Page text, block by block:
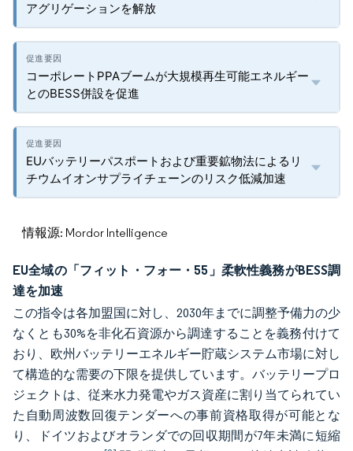
アグリゲーションを解放
コーポレートPPAブームが大規模再生可能エネルギー
とのBESS併設を促進
EUバッテリーパスポートおよび重要鉱物法によるリ
チウムイオンサプライチェーンのリスク低減加速
情報源: Mordor Intelligence
EU全域の「フィット・フォー・55」柔軟性義務がBESS調
達を加速
この指令は各加盟国に対し、2030年までに調整予備力の少
なくとも30%を非化石資源から調達することを義務付けて
おり、欧州バッテリーエネルギー貯蔵システム市場に対し
て構造的な需要の下限を提供しています。バッテリープロ
ジェクトは、従来水力発電やガス資産に割り当てられてい
た自動周波数回復テンダーへの事前資格取得が可能とな
り、ドイツおよびオランダでの回収期間が7年未満に短縮